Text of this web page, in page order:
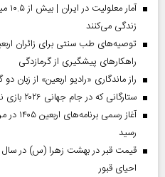
زندگی می‌کنند
توصیه‌های طب سنتی برای زائران
راهکارهای پیشگیری از گرمازدگی
راز ماندگاری «رادیو اربعین» از
ستارگانی که در جام جهانی ۲۰۲۶ بازی نکردند
رسید
احیای قبور